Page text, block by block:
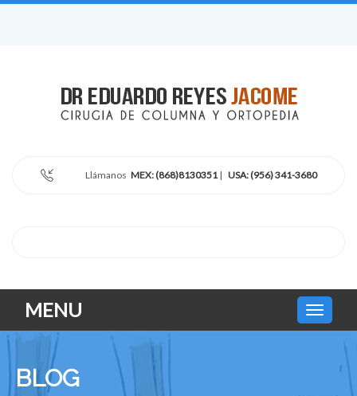
Llámanos MEX: (868)8130351| USA: (956) 341-3680
MENU
BLOG